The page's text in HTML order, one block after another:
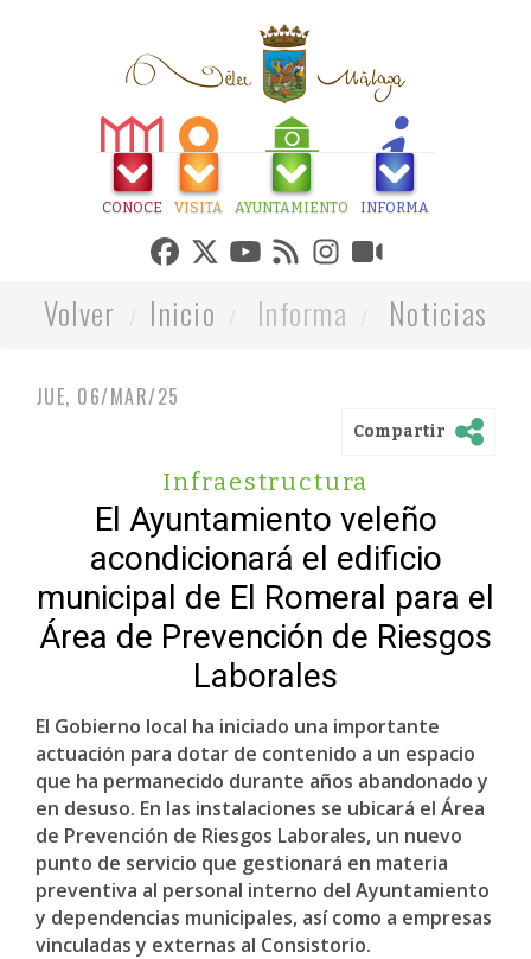
CONOCE VISITA AYUNTAMIENTO INFORMA
Volver Inicio Informa Noticias
JUE, 06/MAR/25
Compartir
Infraestructura
El Ayuntamiento veleño
acondicionará el edificio
municipal de El Romeral para el
Área de Prevención de Riesgos
Laborales
El Gobierno local ha iniciado una importante
actuación para dotar de contenido a un espacio
que ha permanecido durante años abandonado y
en desuso. En las instalaciones se ubicará el Área
de Prevención de Riesgos Laborales, un nuevo
punto de servicio que gestionará en materia
preventiva al personal interno del Ayuntamiento
y dependencias municipales, así como a empresas
vinculadas y externas al Consistorio.